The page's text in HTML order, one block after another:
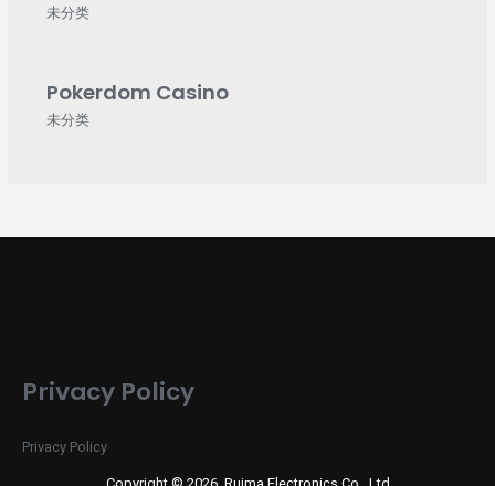
未分类
Pokerdom Casino
未分类
Privacy Policy
Privacy Policy